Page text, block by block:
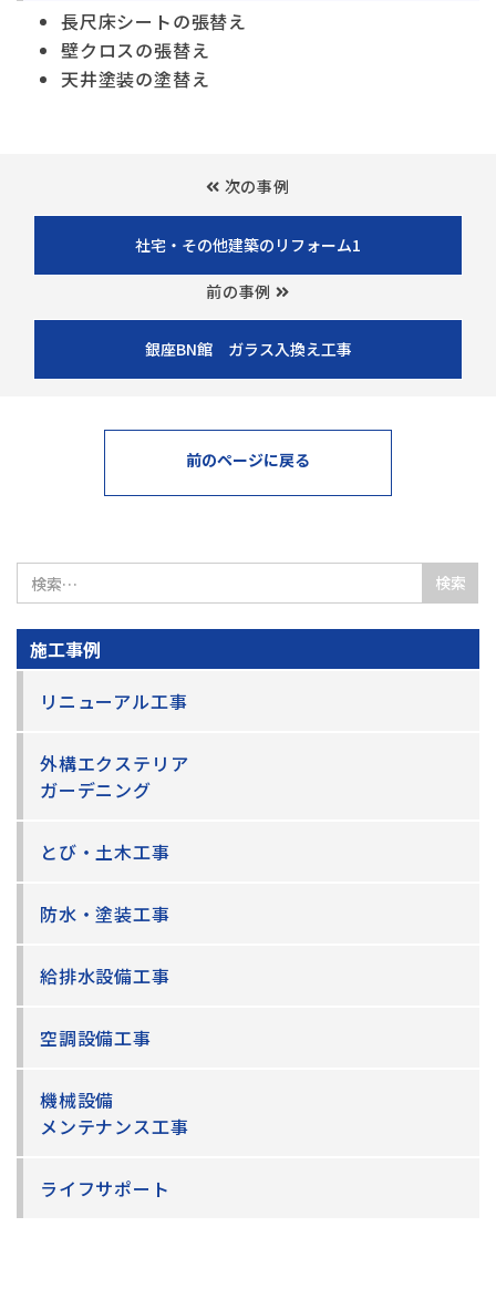
長尺床シートの張替え
壁クロスの張替え
天井塗装の塗替え
次の事例
社宅・その他建築のリフォーム1
前の事例
銀座BN館 ガラス入換え工事
前のページに戻る
検
索:
施工事例
リニューアル工事
外構エクステリア
ガーデニング
とび・土木工事
防水・塗装工事
給排水設備工事
空調設備工事
機械設備
メンテナンス工事
ライフサポート